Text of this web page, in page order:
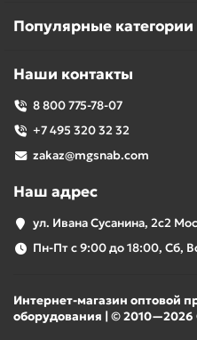
Популярные категории
Наши контакты
8 800 775-78-07
+7 495 320 32 32
zakaz@mgsnab.com
Наш адрес
ул. Ивана Сусанина, 2с2
Пн-Пт с 9:00 до 18:00, Сб,
Интернет-магазин оптовой
оборудования | ©